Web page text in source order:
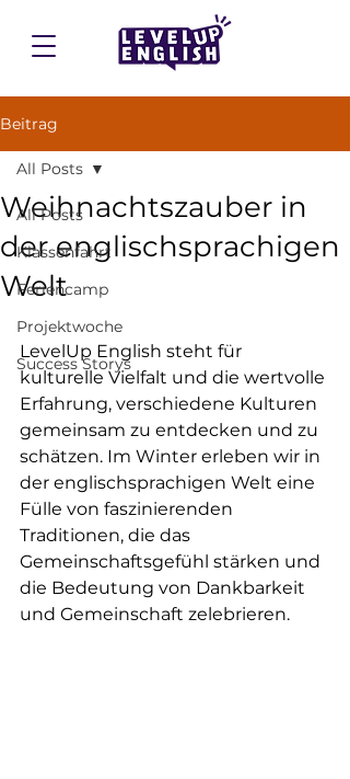
Beitrag
All Posts
Klassenfahrt
Feriencamp
Projektwoche
Success Storys
All Posts
Weihnachtszauber in
der englischsprachigen
Welt
LevelUp English steht für
kulturelle Vielfalt und die wertvolle
Erfahrung, verschiedene Kulturen
gemeinsam zu entdecken und zu
schätzen. Im Winter erleben wir in
der englischsprachigen Welt eine
Fülle von faszinierenden
Traditionen, die das
Gemeinschaftsgefühl stärken und
die Bedeutung von Dankbarkeit
und Gemeinschaft zelebrieren.